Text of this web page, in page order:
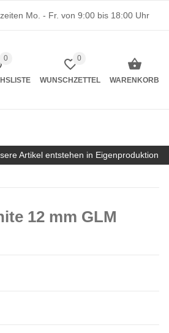
Mo. - Fr. von 9:00 bis 18:00 Uhr
0 0
WUNSCHZETTEL WARENKORB
Artikel entstehen in Eigenproduktion
12 mm GLM